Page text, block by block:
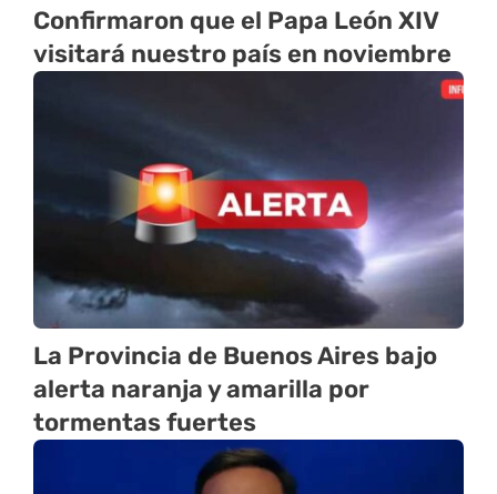
Confirmaron que el Papa León XIV
visitará nuestro país en noviembre
La Provincia de Buenos Aires bajo
alerta naranja y amarilla por
tormentas fuertes